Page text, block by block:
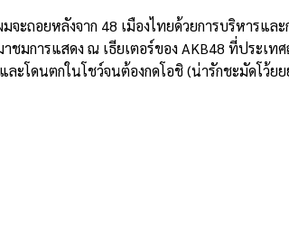
จะถอยหลังจาก 48 เมืองไทยด้วยการบริหาร
มการแสดง ณ เธียเตอร์ของ AKB48 ที่ประเ
ะโดนตกในโชว์จนต้องกดโอชิ (น่ารักชะมัดโว้ย